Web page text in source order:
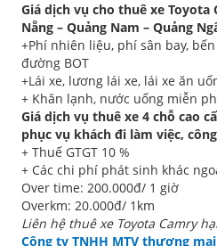
Giá dịch vụ cho thuê xe Toyota
Nẵng – Quảng Nam – Quảng
+Phí nhiên liệu, phí sân bay,
đường BOT
+Lái xe, lương lái xe, lái xe ăn
+ Khăn lạnh, nước uống miễn
Giá dịch vụ thuê xe 4 chỗ cao
phục vụ khách đi làm việc,
+ Thuế GTGT 10 %
+ Các chi phí phát sinh khác
Over time: 200.000đ/ 1 giờ
Overkm: 20.000đ/ 1km
Liên hệ thuê xe Toyota Camry
Công ty TNHH MTV thương